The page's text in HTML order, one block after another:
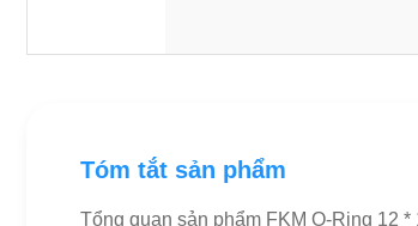
Tóm tắt sản phẩm
Tổng quan sản phẩm FKM O-Ring 12